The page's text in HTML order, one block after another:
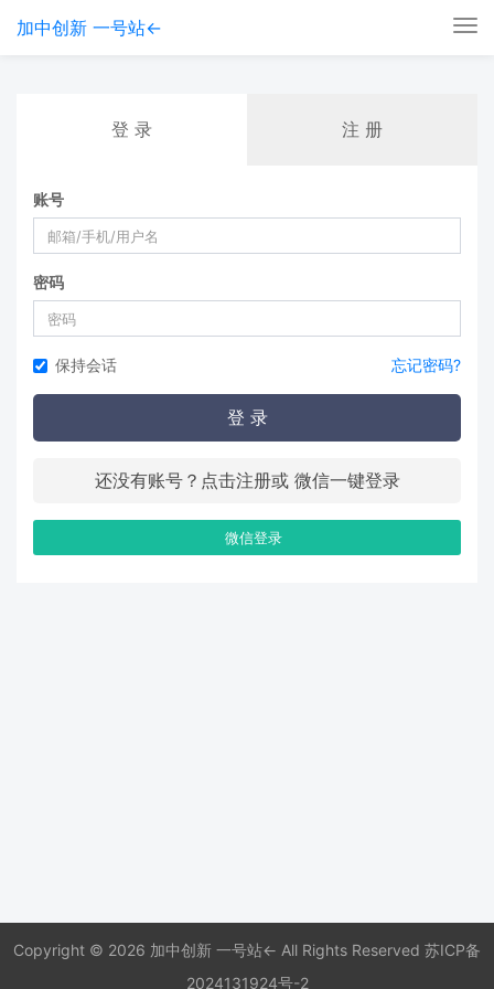
加中创新 一号站←
登 录 注 册
账号
密码
保持会话 忘记密码?
登 录
还没有账号？点击注册或 微信一键登录
微信登录
Copyright © 2026 加中创新 一号站← All Rights Reserved 苏ICP备
2024131924号-2